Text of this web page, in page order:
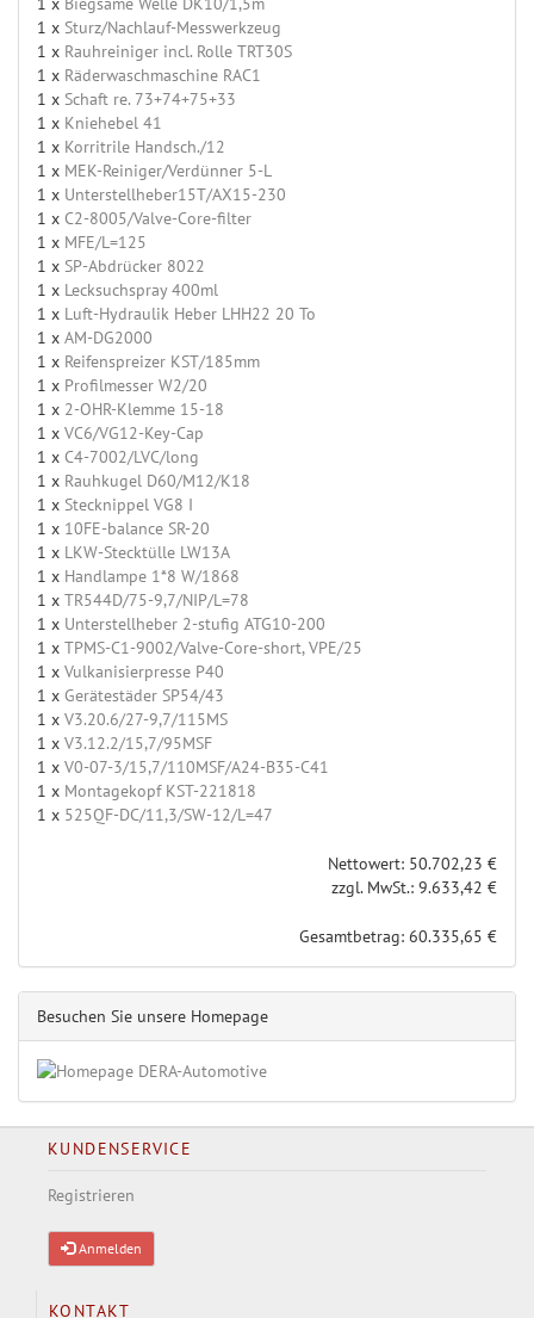
1 x Sturz/Nachlauf-Messwerkzeug
1 x Rauhreiniger incl. Rolle TRT30S
1 x Räderwaschmaschine RAC1
1 x Schaft re. 73+74+75+33
1 x Kniehebel 41
1 x Korritrile Handsch./12
1 x MEK-Reiniger/Verdünner 5-L
1 x Unterstellheber15T/AX15-230
1 x C2-8005/Valve-Core-filter
1 x MFE/L=125
1 x SP-Abdrücker 8022
1 x Lecksuchspray 400ml
1 x Luft-Hydraulik Heber LHH22 20 To
1 x AM-DG2000
1 x Reifenspreizer KST/185mm
1 x Profilmesser W2/20
1 x 2-OHR-Klemme 15-18
1 x VC6/VG12-Key-Cap
1 x C4-7002/LVC/long
1 x Rauhkugel D60/M12/K18
1 x Stecknippel VG8 I
1 x 10FE-balance SR-20
1 x LKW-Stecktülle LW13A
1 x Handlampe 1*8 W/1868
1 x TR544D/75-9,7/NIP/L=78
1 x Unterstellheber 2-stufig ATG10-200
1 x TPMS-C1-9002/Valve-Core-short, VPE/25
1 x Vulkanisierpresse P40
1 x Gerätestäder SP54/43
1 x V3.20.6/27-9,7/115MS
1 x V3.12.2/15,7/95MSF
1 x V0-07-3/15,7/110MSF/A24-B35-C41
1 x Montagekopf KST-221818
1 x 525QF-DC/11,3/SW-12/L=47
Nettowert: 50.702,23 €
zzgl. MwSt.: 9.633,42 €
Gesamtbetrag: 60.335,65 €
Besuchen Sie unsere Homepage
KUNDENSERVICE
Registrieren
Anmelden
KONTAKT